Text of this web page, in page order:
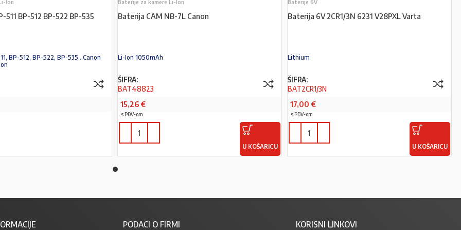
Ion
511 BP-512 BP-522 BP-535
BP-512, BP-522, BP-535...Canon
Baterije za kamere Li-Ion
Baterija CAM NB-7L Canon
Li-Ion 1050mAh
ŠIFRA:
BAT48823
15,26 €
s PDV-om
U KOŠARICU
Baterije 6V
Baterija 6V 2CR1/3N 6231 V28PXL Varta
Lithium
ŠIFRA:
BAT2CR1/3N
17,00 €
s PDV-om
U KOŠARICU
PODACI O FIRMI KORISNI LINKOVI